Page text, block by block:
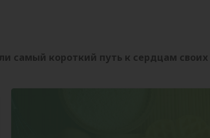
самый короткий путь к сердцам своих